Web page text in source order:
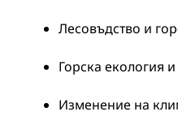
Лесовъдство и
Горска екология
Изменение на